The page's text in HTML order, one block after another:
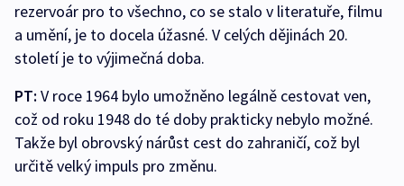
rezervoár pro to všechno, co se stalo v literatuře, filmu
a umění, je to docela úžasné. V celých dějinách 20.
století je to výjimečná doba.
PT: V roce 1964 bylo umožněno legálně cestovat ven,
což od roku 1948 do té doby prakticky nebylo možné.
Takže byl obrovský nárůst cest do zahraničí, což byl
určitě velký impuls pro změnu.